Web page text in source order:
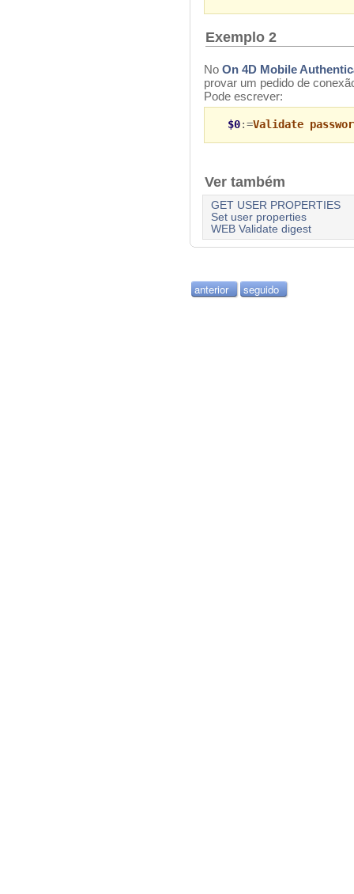
Exemplo 2
No On 4D Mobile
provar um pedido de
Pode escrever:
$0:=Validate
Ver também
GET USER PROPERTIES
Set user properties
WEB Validate digest
anterior seguido